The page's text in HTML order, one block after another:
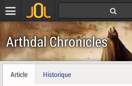
Arthdal Chronicles
Article Historique